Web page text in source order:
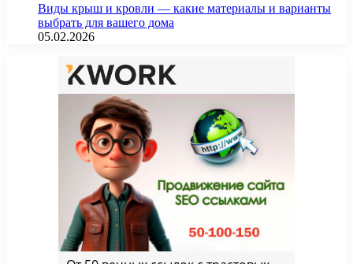
Виды крыш и кровли — какие материалы и варианты
выбрать для вашего дома
05.02.2026